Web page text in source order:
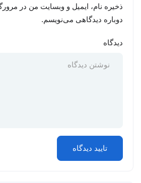
ذخیره نام، ایمیل و وبسایت من در
دوباره دیدگاهی می‌نویسم.
دیدگاه